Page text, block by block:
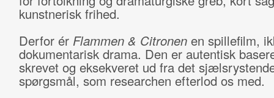
kunstnerisk frihed.
Derfor ér Flammen & Citronenen spillefilm,
dokumentarisk drama. Den er autentisk
skrevet og eksekveret ud fra det
spørgsmål, som researchen efterlod os med.